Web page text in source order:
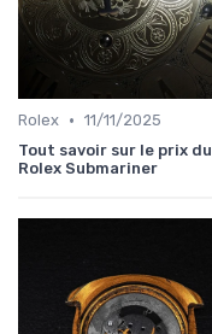
Rolex • 11/11/2025
Tout savoir sur le prix du
Rolex Submariner